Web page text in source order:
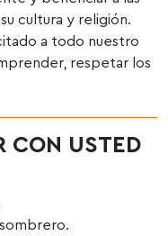
cultura y religión.
a todo nuestro
respetar los
CON USTED